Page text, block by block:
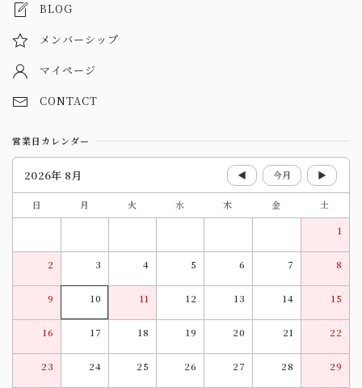
BLOG
メンバーシップ
マイページ
CONTACT
営業日カレンダー
2026年 8月 ◀ 今月 ▶
日 月 火 水 木 金
土
1
2 3 4 5 6 7 8
9 10 11 12 13 14 15
16 17 18 19 20 21 22
23 24 25 26 27 28 29